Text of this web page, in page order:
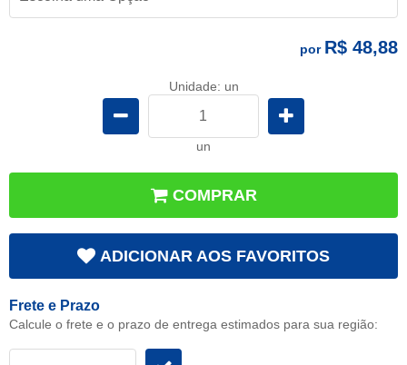
por R$ 48,88
Unidade: un
un
COMPRAR
ADICIONAR AOS FAVORITOS
Frete e Prazo
Calcule o frete e o prazo de entrega estimados para sua região: